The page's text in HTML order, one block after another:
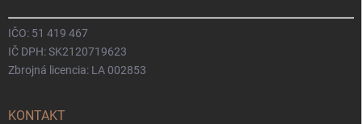
IČO: 51 419 467
IČ DPH: SK2120719623
Zbrojná licencia: LA 002853
KONTAKT